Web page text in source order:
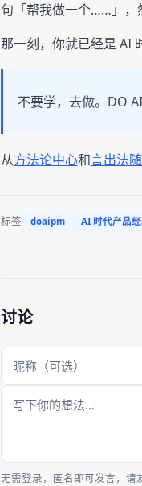
句「帮我做一个……」，
那一刻，你就已经是 AI
不要学，去做。DO
从方法论中心和言出法
标签 doaipm AI 时代产品
讨论
无需登录，匿名即可发言，请